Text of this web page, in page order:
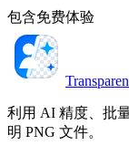
包含免费体验
利用 AI 精度、批
明 PNG 文件。